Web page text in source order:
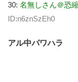
30: 名無しさん＠恐
ID:n6znSzEh0
アル中パワハラ